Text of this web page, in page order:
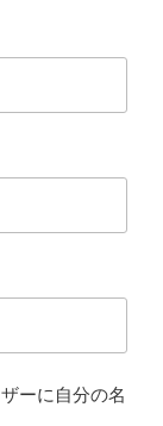
ーに自分の名